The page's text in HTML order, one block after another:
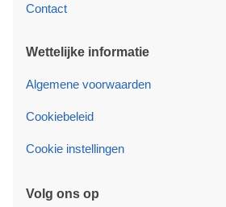
Contact
Wettelijke informatie
Algemene voorwaarden
Cookiebeleid
Cookie instellingen
Volg ons op